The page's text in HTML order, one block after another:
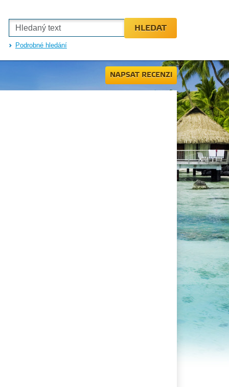
HLEDAT
Podrobné hledání
NAPSAT RECENZI